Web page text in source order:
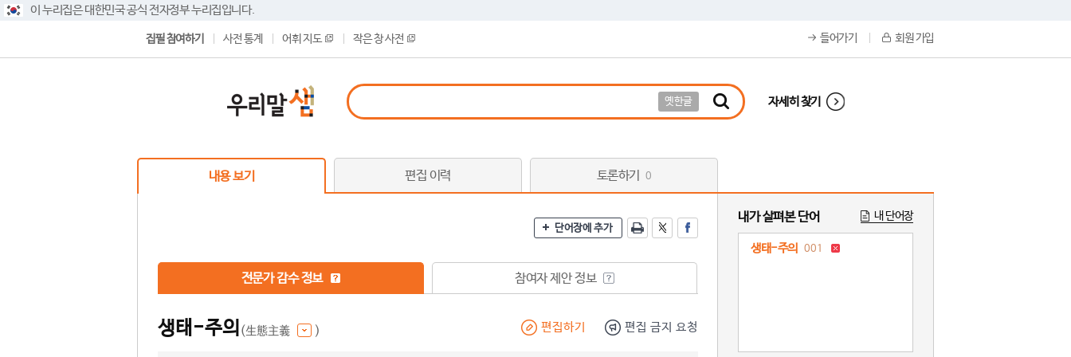
이 누리집은 대한민국 공식 전자정부 누리집입니다.
집필 참여하기 사전 통계 어휘 지도 작은 창 사전 들어가기 회원 가입
옛한글 자세히 찾기
내용 보기 편집 이력 토론하기 0
단어장에 추가
전문가 감수 정보 참여자 제안 정보
생태-주의 (生態主義 ) 편집하기 편집 금지 요청
내가 살펴본 단어 내 단어장
생태-주의 001